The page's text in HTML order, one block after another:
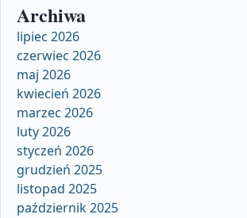
Archiwa
lipiec 2026
czerwiec 2026
maj 2026
kwiecień 2026
marzec 2026
luty 2026
styczeń 2026
grudzień 2025
listopad 2025
październik 2025